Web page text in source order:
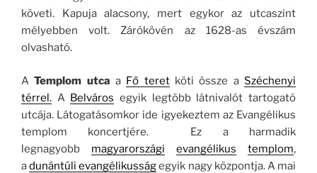
követi. Kapuja alacsony, mert egykor az utcaszint
mélyebben volt. Zárókövén az 1628-as évszám
olvasható.
ATemplom utca a Fő teretköti össze aSzéchenyi
térrel. A Belváros egyik legtöbb látnivalót tartogató
utcája. Látogatásomkor ide igyekeztem az Evangélikus
templom koncertjére. Ez a harmadik
legnagyobb magyarországi evangélikus templom,
adunántúli evangélikusságegyik nagy központja. A mai